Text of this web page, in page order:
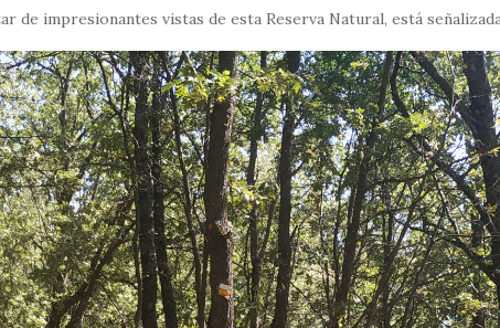
impresionantes vistas de esta Reserva Natural, está